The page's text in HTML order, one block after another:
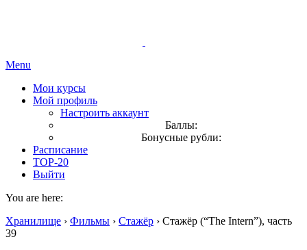
Menu
Мои курсы
Мой профиль
Настроить аккаунт
Баллы:
Бонусные рубли:
Расписание
TOP-20
Выйти
You are here:
Хранилище › Фильмы › Стажёр › Стажёр (“The Intern”), часть
39